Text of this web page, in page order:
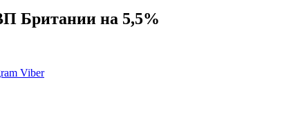
Британии на 5,5%
Viber